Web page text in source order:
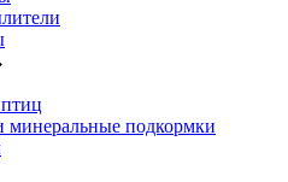
минеральные подкормки